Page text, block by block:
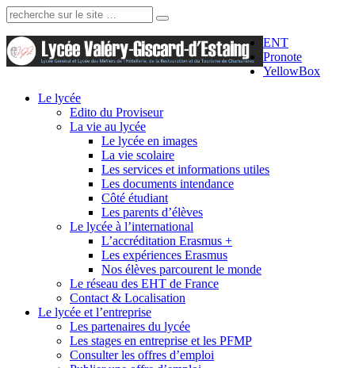
Recherche:
ENT
Pronote
YellowBox
Le lycée
Edito du Proviseur
La vie au lycée
Le lycée en images
La vie scolaire
Les services et informations utiles
Les documents intendance
Côté étudiant
Les parents d’élèves
Le lycée à l’international
L’accréditation Erasmus +
Les expériences Erasmus
Nos élèves parcourent le monde
Le réseau des EHT de France
Contact & Localisation
Le lycée et l’entreprise
Les partenaires du lycée
Les stages en entreprise et les PFMP
Consulter les offres d’emploi